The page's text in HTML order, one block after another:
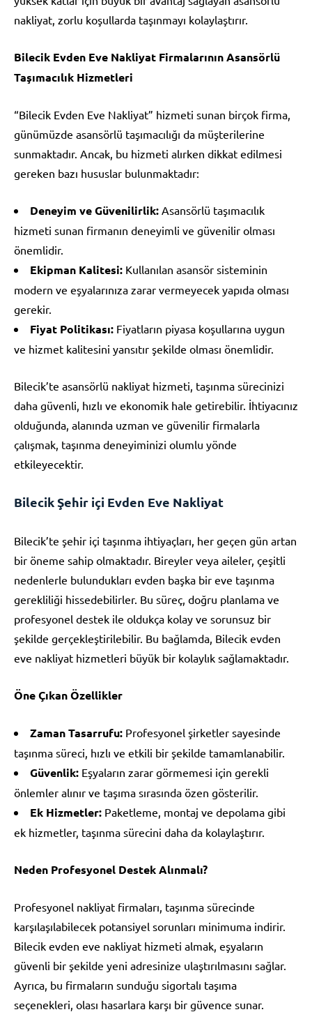
nakliyat, zorlu koşullarda taşınmayı kolaylaştırır.
Bilecik Evden Eve Nakliyat Firmalarının Asansörlü
Taşımacılık Hizmetleri
“Bilecik Evden Eve Nakliyat” hizmeti sunan birçok firma,
günümüzde asansörlü taşımacılığı da müşterilerine
sunmaktadır. Ancak, bu hizmeti alırken dikkat edilmesi
gereken bazı hususlar bulunmaktadır:
Deneyim ve Güvenilirlik: Asansörlü taşımacılık
hizmeti sunan firmanın deneyimli ve güvenilir olması
önemlidir.
Ekipman Kalitesi: Kullanılan asansör sisteminin
modern ve eşyalarınıza zarar vermeyecek yapıda olması
gerekir.
Fiyat Politikası: Fiyatların piyasa koşullarına uygun
ve hizmet kalitesini yansıtır şekilde olması önemlidir.
Bilecik’te asansörlü nakliyat hizmeti, taşınma sürecinizi
daha güvenli, hızlı ve ekonomik hale getirebilir. İhtiyacınız
olduğunda, alanında uzman ve güvenilir firmalarla
çalışmak, taşınma deneyiminizi olumlu yönde
etkileyecektir.
Bilecik Şehir içi Evden Eve Nakliyat
Bilecik’te şehir içi taşınma ihtiyaçları, her geçen gün artan
bir öneme sahip olmaktadır. Bireyler veya aileler, çeşitli
nedenlerle bulundukları evden başka bir eve taşınma
gerekliliği hissedebilirler. Bu süreç, doğru planlama ve
profesyonel destek ile oldukça kolay ve sorunsuz bir
şekilde gerçekleştirilebilir. Bu bağlamda, Bilecik evden
eve nakliyat hizmetleri büyük bir kolaylık sağlamaktadır.
Öne Çıkan Özellikler
Zaman Tasarrufu: Profesyonel şirketler sayesinde
taşınma süreci, hızlı ve etkili bir şekilde tamamlanabilir.
Güvenlik: Eşyaların zarar görmemesi için gerekli
önlemler alınır ve taşıma sırasında özen gösterilir.
Ek Hizmetler: Paketleme, montaj ve depolama gibi
ek hizmetler, taşınma sürecini daha da kolaylaştırır.
Neden Profesyonel Destek Alınmalı?
Profesyonel nakliyat firmaları, taşınma sürecinde
karşılaşılabilecek potansiyel sorunları minimuma indirir.
Bilecik evden eve nakliyat hizmeti almak, eşyaların
güvenli bir şekilde yeni adresinize ulaştırılmasını sağlar.
Ayrıca, bu firmaların sunduğu sigortalı taşıma
seçenekleri, olası hasarlara karşı bir güvence sunar.